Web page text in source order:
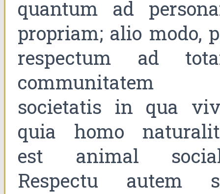
quantum ad
propriam; alio modo,
respectum ad
communitatem
societatis in qua
quia homo
est animal
Respectu autem